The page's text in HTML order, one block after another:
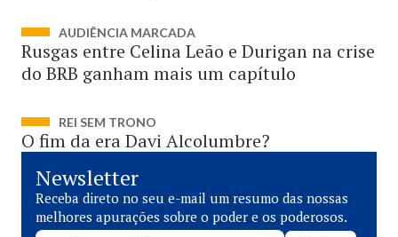
AUDIÊNCIA MARCADA
Rusgas entre Celina Leão e Durigan na crise
do BRB ganham mais um capítulo
REI SEM TRONO
O fim da era Davi Alcolumbre?
Newsletter
Receba direto no seu e-mail um resumo das nossas
melhores apurações sobre o poder e os poderosos.